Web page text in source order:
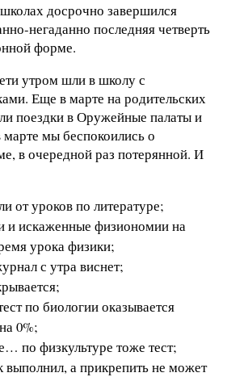
досрочно завершился
негаданно последняя четверть
форме.
утром шли в школу с
Еще в марте на родительских
поездки в Оружейные палаты и
мы беспокоились о
в очередной раз потерянной. И
от уроков по литературе;
и искаженные физиономии на
урока физики;
с утра виснет;
по биологии оказывается
0%;
по физкультуре тоже тест;
выполнил, а прикрепить не может